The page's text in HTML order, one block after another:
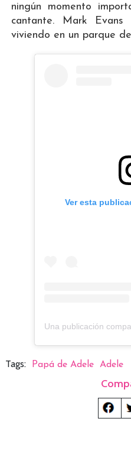
ningún momento
cantante. Mark Evans
viviendo en un parque
Ver esta
Una publicación
Tags: Papá de Adele Adele